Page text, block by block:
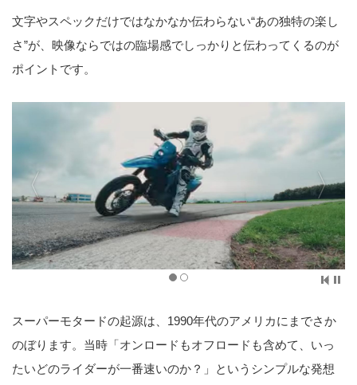
文字やスペックだけではなかなか伝わらない“あの独特の楽し
さ”が、映像ならではの臨場感でしっかりと伝わってくるのが
ポイントです。
スーパーモタードの起源は、1990年代のアメリカにまでさか
のぼります。当時「オンロードもオフロードも含めて、いっ
たいどのライダーが一番速いのか？」というシンプルな発想